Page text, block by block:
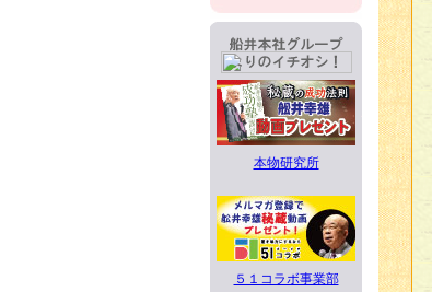
本物研究所
５１コラボ事業部